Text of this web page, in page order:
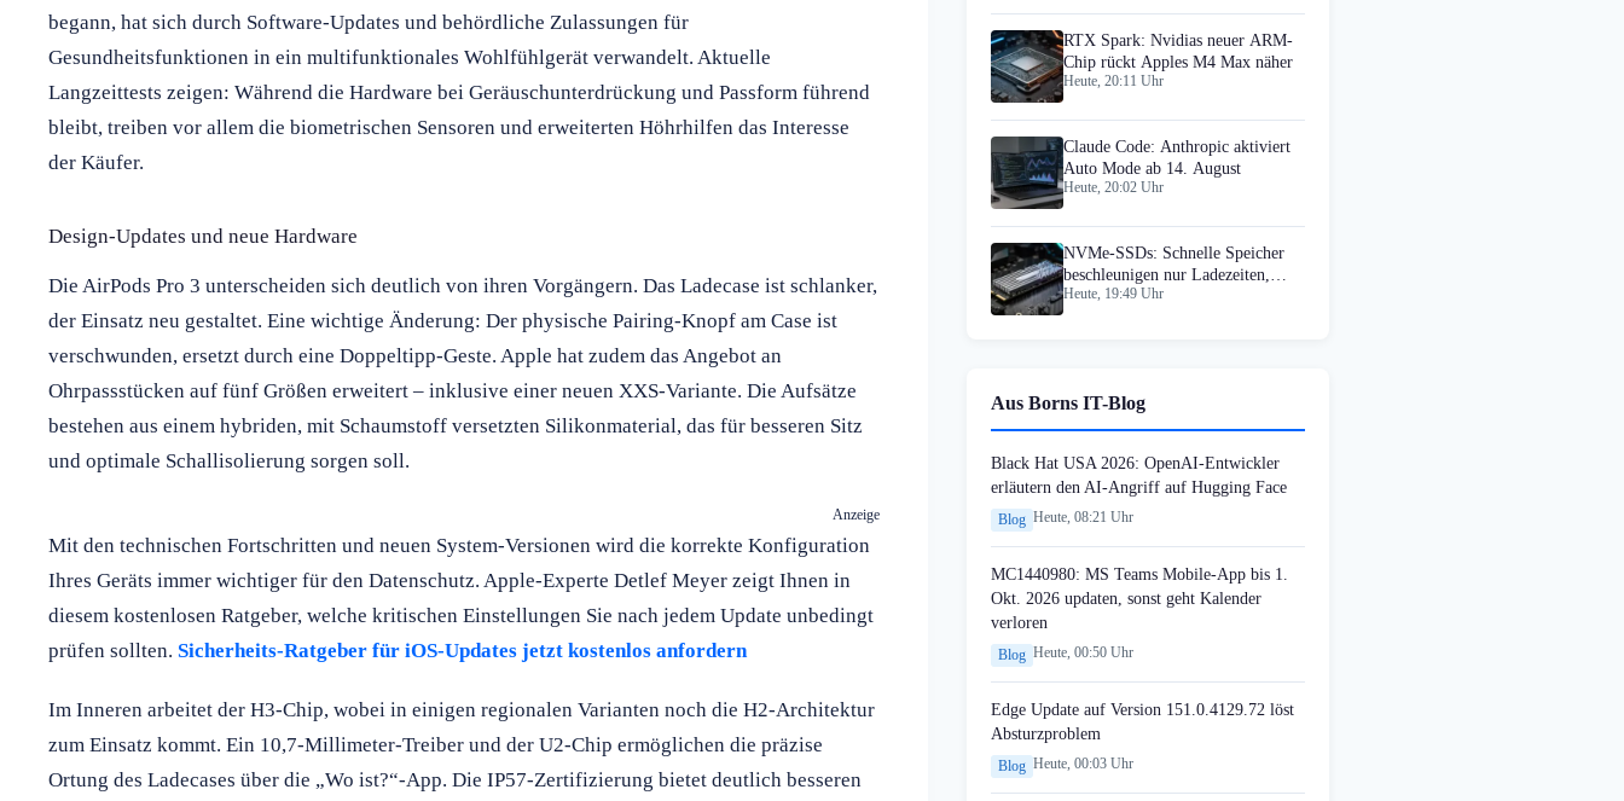
begann, hat sich durch Software-Updates und behördliche Zulassungen für
Gesundheitsfunktionen in ein multifunktionales Wohlfühlgerät verwandelt. Aktuelle
Langzeittests zeigen: Während die Hardware bei Geräuschunterdrückung und Passform führend
bleibt, treiben vor allem die biometrischen Sensoren und erweiterten Höhrhilfen das Interesse
der Käufer.
Design-Updates und neue Hardware
Die AirPods Pro 3 unterscheiden sich deutlich von ihren Vorgängern. Das Ladecase ist schlanker,
der Einsatz neu gestaltet. Eine wichtige Änderung: Der physische Pairing-Knopf am Case ist
verschwunden, ersetzt durch eine Doppeltipp-Geste. Apple hat zudem das Angebot an
Ohrpassstücken auf fünf Größen erweitert – inklusive einer neuen XXS-Variante. Die Aufsätze
bestehen aus einem hybriden, mit Schaumstoff versetzten Silikonmaterial, das für besseren Sitz
und optimale Schallisolierung sorgen soll.
Anzeige
Mit den technischen Fortschritten und neuen System-Versionen wird die korrekte Konfiguration
Ihres Geräts immer wichtiger für den Datenschutz. Apple-Experte Detlef Meyer zeigt Ihnen in
diesem kostenlosen Ratgeber, welche kritischen Einstellungen Sie nach jedem Update unbedingt
prüfen sollten. Sicherheits-Ratgeber für iOS-Updates jetzt kostenlos anfordern
Im Inneren arbeitet der H3-Chip, wobei in einigen regionalen Varianten noch die H2-Architektur
zum Einsatz kommt. Ein 10,7-Millimeter-Treiber und der U2-Chip ermöglichen die präzise
Ortung des Ladecases über die „Wo ist?“-App. Die IP57-Zertifizierung bietet deutlich besseren
RTX Spark: Nvidias neuer ARM-
Chip rückt Apples M4 Max näher
Heute, 20:11 Uhr
Claude Code: Anthropic aktiviert
Auto Mode ab 14. August
Heute, 20:02 Uhr
NVMe-SSDs: Schnelle Speicher
beschleunigen nur Ladezeiten,
nicht Bildraten
Heute, 19:49 Uhr
Aus Borns IT-Blog
Black Hat USA 2026: OpenAI-Entwickler
erläutern den AI-Angriff auf Hugging Face
Blog Heute, 08:21 Uhr
MC1440980: MS Teams Mobile-App bis 1.
Okt. 2026 updaten, sonst geht Kalender
verloren
Blog Heute, 00:50 Uhr
Edge Update auf Version 151.0.4129.72 löst
Absturzproblem
Blog Heute, 00:03 Uhr